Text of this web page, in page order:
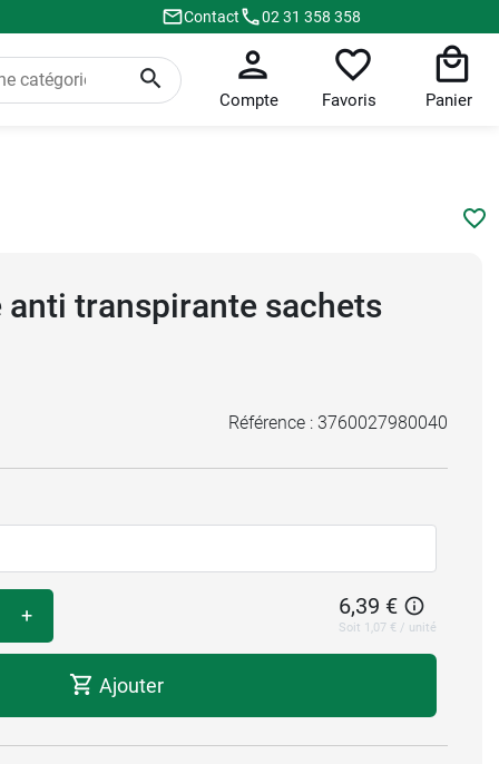
Contact 02 31 358 358
Compte Favoris Panier
anti transpirante sachets
Référence : 3760027980040
+ 6,39 €
Soit 1,07 € / unité
Ajouter